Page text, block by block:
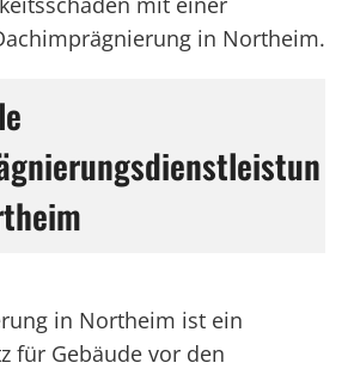
in Northeim.
in Northeim ist ein
für Gebäude vor den